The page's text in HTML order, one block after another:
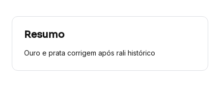
Resumo
Ouro e prata corrigem após rali histórico